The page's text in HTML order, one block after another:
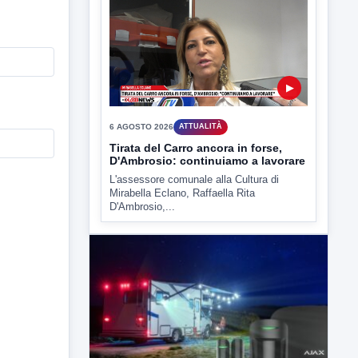
Tirata del Carro ancora in forse,
D'Ambrosio: continuiamo a lavorare
L'assessore comunale alla Cultura di
Mirabella Eclano, Raffaella Rita
D'Ambrosio,...